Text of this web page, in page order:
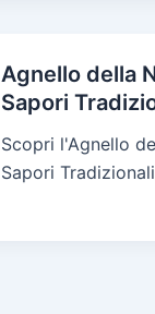
Agnello della
Sapori
Scopri l'Agnello
Sapori